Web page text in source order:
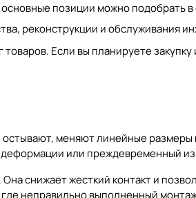
позиции можно подобрать в
реконструкции и обслуживания
товаров. Если вы планируете
меняют линейные
или преждевременный
снижает жесткий контакт и
неправильно выполненный